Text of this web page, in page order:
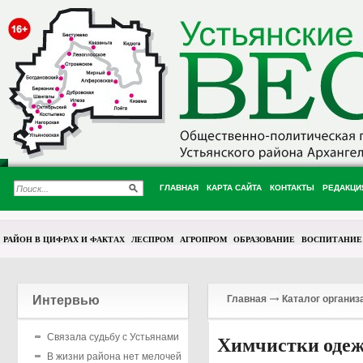
ГЛАВНАЯ КАРТА САЙТА КОНТАКТЫ
РАЙОН В ЦИФРАХ И ФАКТАХ ЛЕСПРОМ АГРОПРОМ ОБРАЗОВАНИЕ ВОСПИТАНИЕ
Интервью
Связала судьбу с Устьянами
В жизни района нет мелочей
Главная Каталог
Химчистки